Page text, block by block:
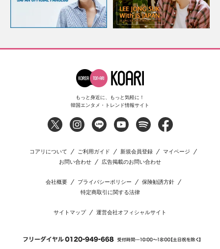
もっと身近に、もっと気軽に！
韓国エンタメ・トレンド情報サイト
コアリについて ご利用ガイド 新規会員登録
マイページ
お問い合わせ
広告掲載のお問い合わせ
会社概要 プライバシーポリシー
保険勧誘方針
特定商取引に関する法律
サイトマップ 運営会社オフィシャルサイト